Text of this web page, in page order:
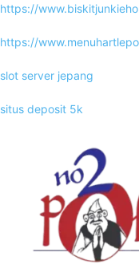
https://
https://
slot server jepang
situs deposit 5k